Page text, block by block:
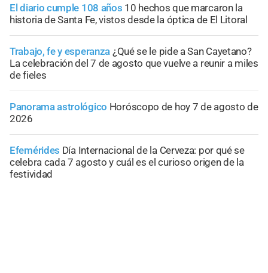
El diario cumple 108 años 10 hechos que marcaron la
historia de Santa Fe, vistos desde la óptica de El Litoral
Trabajo, fe y esperanza ¿Qué se le pide a San Cayetano?
La celebración del 7 de agosto que vuelve a reunir a miles
de fieles
Panorama astrológico Horóscopo de hoy 7 de agosto de
2026
Efemérides Día Internacional de la Cerveza: por qué se
celebra cada 7 agosto y cuál es el curioso origen de la
festividad